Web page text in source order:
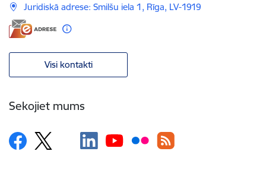
Juridiskā adrese: Smilšu iela 1, Rīga, LV-1919
Visi kontakti
Sekojiet mums